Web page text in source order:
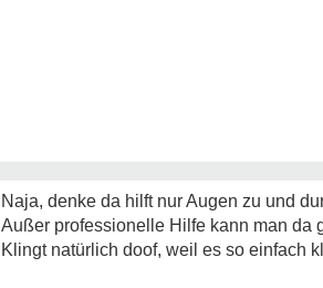
Naja, denke da hilft nur Augen zu und
Außer professionelle Hilfe kann man da
Klingt natürlich doof, weil es so einfach